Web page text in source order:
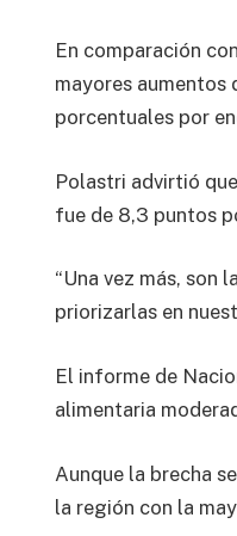
En comparación
mayores aumentos
porcentuales por
Polastri advirtió
fue de 8,3 puntos
“Una vez más, son
priorizarlas en
El informe de
alimentaria
Aunque la brecha
la región con la